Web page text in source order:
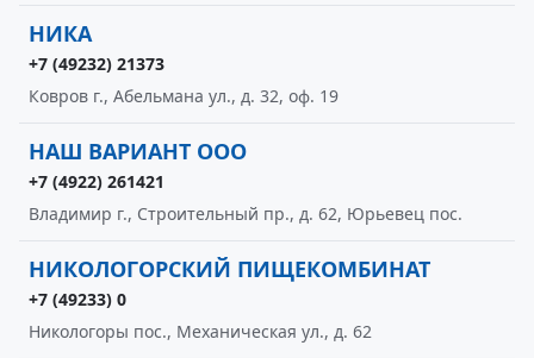
НИКА
+7 (49232) 21373
Ковров г., Абельмана ул., д. 32, оф. 19
НАШ ВАРИАНТ ООО
+7 (4922) 261421
Владимир г., Строительный пр., д. 62, Юрьевец пос.
НИКОЛОГОРСКИЙ ПИЩЕКОМБИНАТ
+7 (49233) 0
Никологоры пос., Механическая ул., д. 62